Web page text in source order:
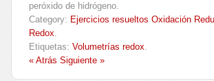
peróxido de hidrógeno.
Category: Ejercicios resueltos Oxidación
Redox.
Etiquetas: Volumetrías redox.
« Atrás Siguiente »